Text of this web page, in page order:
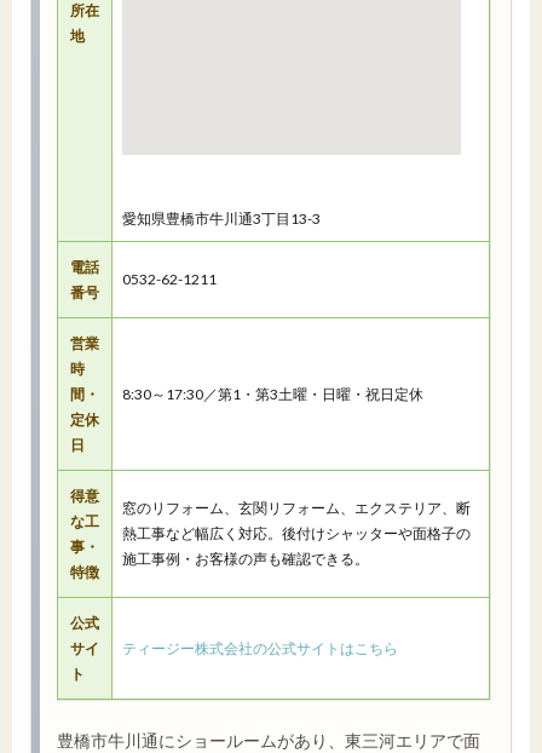
所在
地
愛知県豊橋市牛川通3丁目13-3
電話
番号
0532-62-1211
営業
時
間・
定休
日
8:30～17:30／第1・第3土曜・日曜・祝日定休
得意
な工
事・
特徴
窓のリフォーム、玄関リフォーム、エクステリア、断
熱工事など幅広く対応。後付けシャッターや面格子の
施工事例・お客様の声も確認できる。
公式
サイ
ト
ティージー株式会社の公式サイトはこちら
豊橋市牛川通にショールームがあり、東三河エリアで面